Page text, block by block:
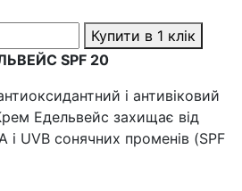
Купити в 1 клік
SPF 20
і антивіковий
Едельвейс захищає від
і UVB сонячних променів (SPF